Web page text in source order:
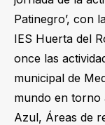
Patinegro’, con
IES Huerta del
once las
municipal de
mundo en torno
Azul, Áreas de